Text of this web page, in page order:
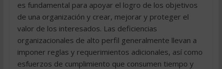
es fundamental para apoyar el logro de los objetivos
de una organización y crear, mejorar y proteger el
valor de los interesados. Las deficiencias
organizacionales de alto perfil generalmente llevan a
imponer reglas y requerimientos adicionales, así como
esfuerzos de cumplimiento que consumen tiempo y